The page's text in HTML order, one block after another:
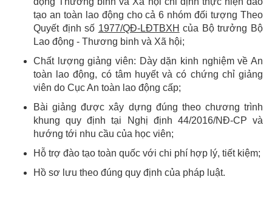
tạo an toàn lao động cho cả 6 nhóm đối tượng Theo
Quyết định số 1977/QĐ-LĐTBXH của Bộ trưởng Bộ
Lao động - Thương binh và Xã hội;
Chất lượng giảng viên: Dày dặn kinh nghiệm về An
toàn lao động, có tâm huyết và có chứng chỉ giảng
viên do Cục An toàn lao động cấp;
Bài giảng được xây dựng đúng theo chương trình
khung quy định tại Nghị định 44/2016/NĐ-CP và
hướng tới nhu cầu của học viên;
Hỗ trợ đào tạo toàn quốc với chi phí hợp lý, tiết kiệm;
Hồ sơ lưu theo đúng quy định của pháp luật.